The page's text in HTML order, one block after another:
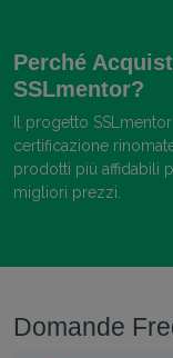
Perché
SSLmentor?
Il progetto
certificazione
prodotti più affidabili
migliori prezzi.
Domande